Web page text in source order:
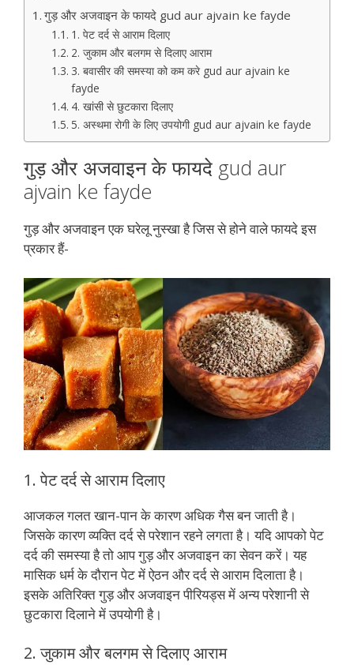
गुड़ और अजवाइन के फायदे gud aur ajvain ke fayde
1. पेट दर्द से आराम दिलाए
2. जुकाम और बलगम से दिलाए आराम
3. बवासीर की समस्या को कम करे gud aur ajvain ke
fayde
4. खांसी से छुटकारा दिलाए
5. अस्थमा रोगी के लिए उपयोगी gud aur ajvain ke fayde
गुड़ और अजवाइन के फायदे gud aur
ajvain ke fayde
गुड़ और अजवाइन एक घरेलू नुस्खा है जिस से होने वाले फायदे इस
प्रकार हैं-
1. पेट दर्द से आराम दिलाए
आजकल गलत खान-पान के कारण अधिक गैस बन जाती है।
जिसके कारण व्यक्ति दर्द से परेशान रहने लगता है। यदि आपको पेट
दर्द की समस्या है तो आप गुड़ और अजवाइन का सेवन करें। यह
मासिक धर्म के दौरान पेट में ऐठन और दर्द से आराम दिलाता है।
इसके अतिरिक्त गुड़ और अजवाइन पीरियड्स में अन्य परेशानी से
छुटकारा दिलाने में उपयोगी है।
2. जुकाम और बलगम से दिलाए आराम